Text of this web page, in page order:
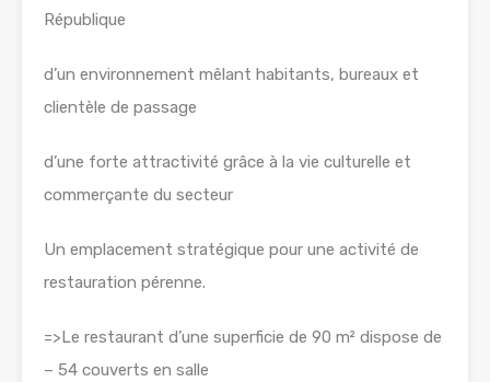
République
d’un environnement mêlant habitants, bureaux et
clientèle de passage
d’une forte attractivité grâce à la vie culturelle et
commerçante du secteur
Un emplacement stratégique pour une activité de
restauration pérenne.
=>Le restaurant d’une superficie de 90 m² dispose de
– 54 couverts en salle